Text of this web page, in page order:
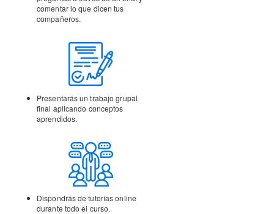
comentar lo que dicen tus
compañeros.
Presentarás un trabajo grupal
final aplicando conceptos
aprendidos.
Dispondrás de tutoríasonline
durante todo el curso.